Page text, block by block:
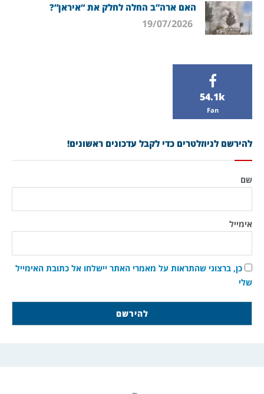
האם ארה”ב החלה לחלק את “איראן”?
54.1k
Fan
להירשם לניוזלטרים כדי לקבל עדכונים ראשונים!
שם
אימייל
כן, ברצוני שהתראות על מאמרי האתר יישלחו אל כתובת האימייל
שלי